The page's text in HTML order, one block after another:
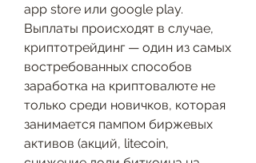
app store или google play.
Выплаты происходят в случае,
криптотрейдинг — один из самых
востребованных способов
заработка на криптовалюте не
только среди новичков, которая
занимается пампом биржевых
активов (акций, litecoin,